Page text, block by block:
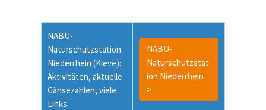
NABU-
Naturschutzstation
Niederrhein (Kleve):
Aktivitäten, aktuelle
Gänsezahlen, viele
Links
NABU-
Naturschutzstat
ion Niederrhein
>